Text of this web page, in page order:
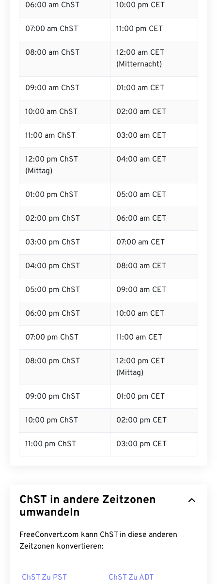
06:00 am ChST 10:00 pm CET
07:00 am ChST 11:00 pm CET
08:00 am ChST
12:00 am CET
(Mitternacht)
09:00 am ChST 01:00 am CET
10:00 am ChST 02:00 am CET
11:00 am ChST 03:00 am CET
12:00 pm ChST
(Mittag)
04:00 am CET
01:00 pm ChST 05:00 am CET
02:00 pm ChST 06:00 am CET
03:00 pm ChST 07:00 am CET
04:00 pm ChST 08:00 am CET
05:00 pm ChST 09:00 am CET
06:00 pm ChST 10:00 am CET
07:00 pm ChST 11:00 am CET
08:00 pm ChST
12:00 pm CET
(Mittag)
09:00 pm ChST 01:00 pm CET
10:00 pm ChST 02:00 pm CET
11:00 pm ChST 03:00 pm CET
ChST in andere Zeitzonen
umwandeln
FreeConvert.com kann ChST in diese anderen
Zeitzonen konvertieren:
ChST Zu PST ChST Zu ADT